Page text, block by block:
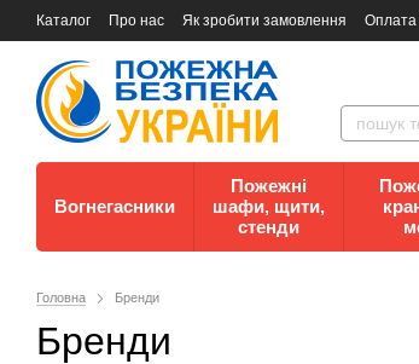
Каталог Про нас Як зробити замовлення Оплата
Документи
Контакти Документи з пожежної
Вогнегасники
Пожежні
шафи, щити,
стенди
Головна Бренди
Бренди